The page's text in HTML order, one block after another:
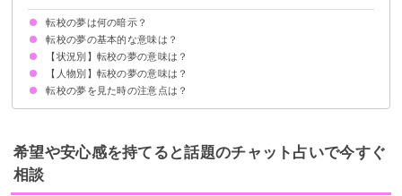
転校の夢は何の暗示？
転校の夢の基本的な意味は？
転校の夢は現状に不満がある暗示
社会人・大人が見た場合は逃避願望の暗示
初夢で見た場合は変化を求めている暗示
状況によって意味が決まる
【状況別】転校の夢の意味は？
転校する夢【警告夢】
転校生が来る夢【吉夢】
海外に転校する夢【吉夢】
引越しで転校する夢【警告夢】
転校していじめられる夢【警告夢】
転校する時に泣く夢【警告夢】
転校する先に誰もいない夢【警告夢】
転校の挨拶をする夢【警告夢】
転校する先で馴染める夢【吉夢】
転校する先で馴染めない夢【凶夢】
転校して悲しいと感じた夢【吉夢】
転校して嬉しいと感じた夢【警告夢】
【人物別】転校の夢の意味は？
好きな人が転校する夢【願望夢】
友達が転校する夢【願望夢】
子供が転校する夢【吉夢】
恋人（彼氏・彼女）が転校する夢【警告夢】
自分以外の誰かが転校する夢【警告夢】
転校の夢を見た時の注意点は？
十分な休息を取る
吉夢なら話さず警告夢や凶夢は人に話す
希望や安心感を持てると話題のチャット占いで今すぐ
相談